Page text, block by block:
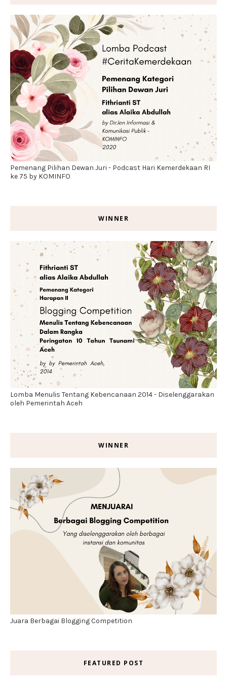
Pemenang Pilihan Dewan Juri - Podcast Hari Kemerdekaan RI
ke 75 by KOMINFO
WINNER
Lomba Menulis Tentang Kebencanaan 2014 - Diselenggarakan
oleh Pemerintah Aceh
WINNER
Juara Berbagai Blogging Competition
FEATURED POST